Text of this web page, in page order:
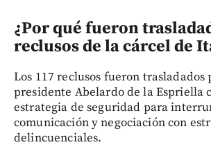
¿Por qué fueron
reclusos de la cárcel de
Los 117 reclusos fueron trasladados
presidente Abelardo de la Espriella
estrategia de seguridad para
comunicación y negociación con
delincuenciales.